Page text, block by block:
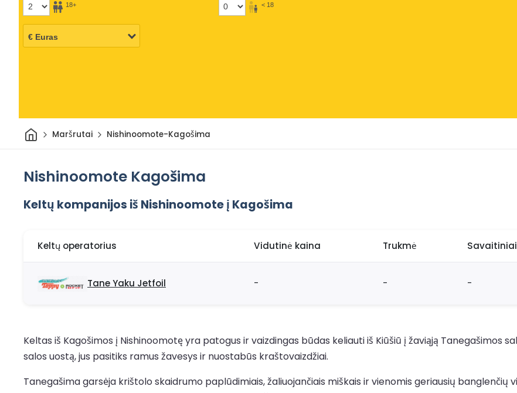
18+ < 18
Pradžia
Maršrutai Nishinoomote-Kagošima
Nishinoomote Kagošima
Keltų kompanijos iš Nishinoomote į Kagošima
Keltų operatorius Vidutinė kaina Trukmė
Tane Yaku Jetfoil - - -
Keltas iš Kagošimos į Nishinoomotę yra patogus ir vaizdingas būdas keliauti iš Kiūšiū į žaviąją Tanegašimos
salos uostą, jus pasitiks ramus žavesys ir nuostabūs kraštovaizdžiai.
Tanegašima garsėja krištolo skaidrumo paplūdimiais, žaliuojančiais miškais ir vienomis geriausių